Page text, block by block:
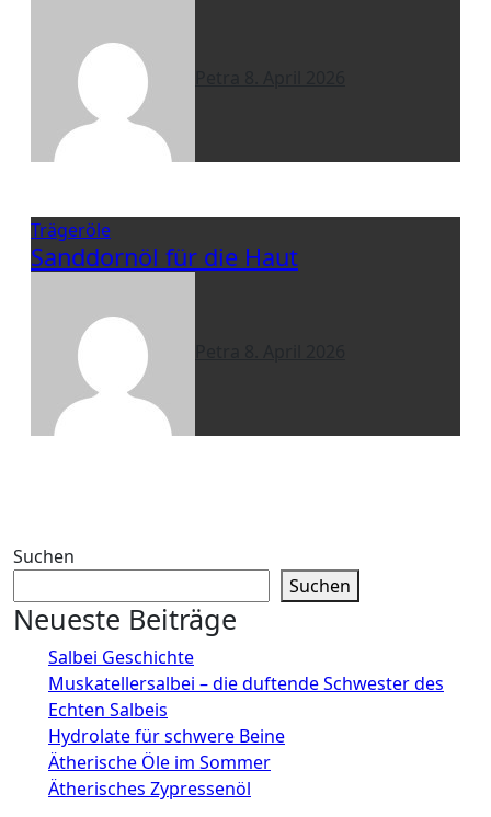
Trägeröle
Sanddornöl für die Haut
Suchen
Suchen
Neueste Beiträge
Salbei Geschichte
Muskatellersalbei – die duftende Schwester des
Echten Salbeis
Hydrolate für schwere Beine
Ätherische Öle im Sommer
Ätherisches Zypressenöl